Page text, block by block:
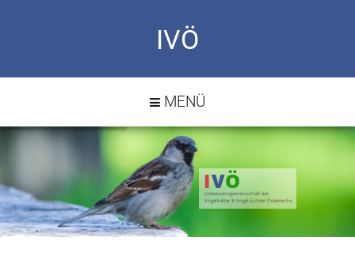
IVÖ
MENÜ
Interessensgemeinschaft der
Vogelhalter & Vogelzüchter Österreichs
IVÖ